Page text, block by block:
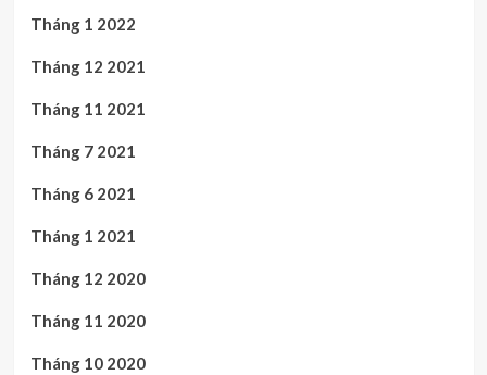
Tháng 1 2022
Tháng 12 2021
Tháng 11 2021
Tháng 7 2021
Tháng 6 2021
Tháng 1 2021
Tháng 12 2020
Tháng 11 2020
Tháng 10 2020